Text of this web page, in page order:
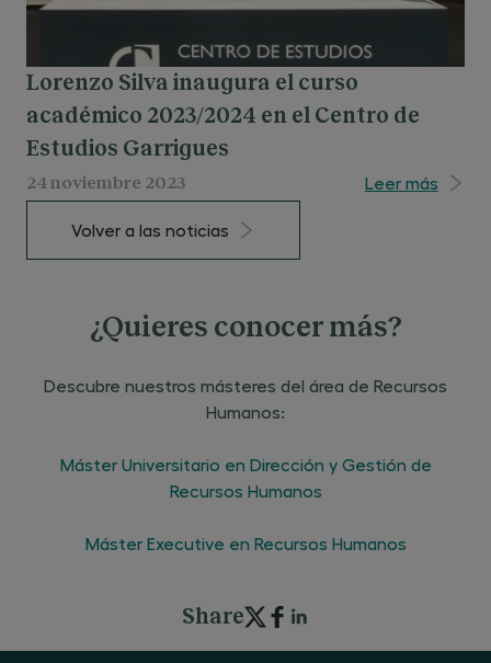
Lorenzo Silva inaugura el curso
académico 2023/2024 en el Centro de
Estudios Garrigues
24 noviembre 2023 Leer más
Volver a las noticias
¿Quieres conocer más?
Descubre nuestros másteres del área de Recursos
Humanos:
Máster Universitario en Dirección y Gestión de
Recursos Humanos
Máster Executive en Recursos Humanos
Share